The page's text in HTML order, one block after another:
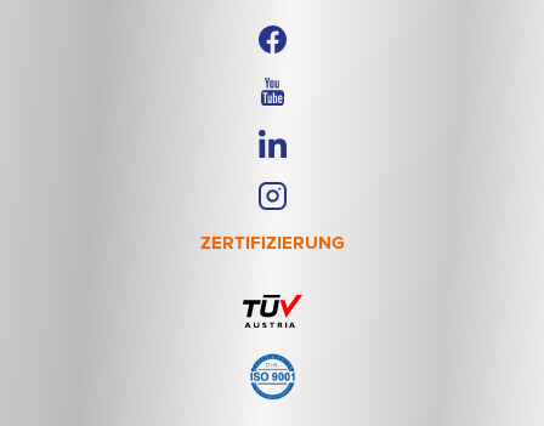
ZERTIFIZIERUNG